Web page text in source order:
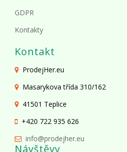
GDPR
Kontakty
Kontakt
ProdejHer.eu
Masarykova třída 310/162
41501 Teplice
+420 722 935 626
info@prodejher.eu
Návštěvy